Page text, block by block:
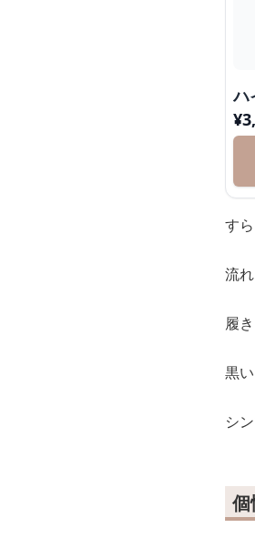
ハ
¥
す
流
履
黒
シ
個